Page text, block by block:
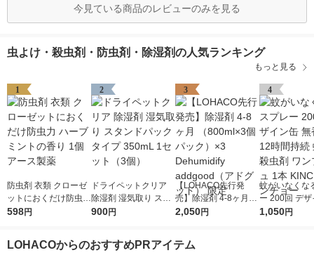
今見ている商品のレビューのみを見る
虫よけ・殺虫剤・防虫剤・除湿剤の人気ランキング
もっと見る
1
防虫剤 衣類 クローゼ
ットにおくだけ防虫力
ハーブミントの香り 1
598円
2
ドライペットクリア
除湿剤 湿気取り スタ
ンドパックタイプ 350
900円
3
【LOHACO先行発
売】除湿剤 4-8ヶ月
（800ml×3個パック）
定
2,050円
4
蚊がいなくな
ー 200回 デザ
無香料 12時
1,050円
LOHACOからのおすすめPRアイテム